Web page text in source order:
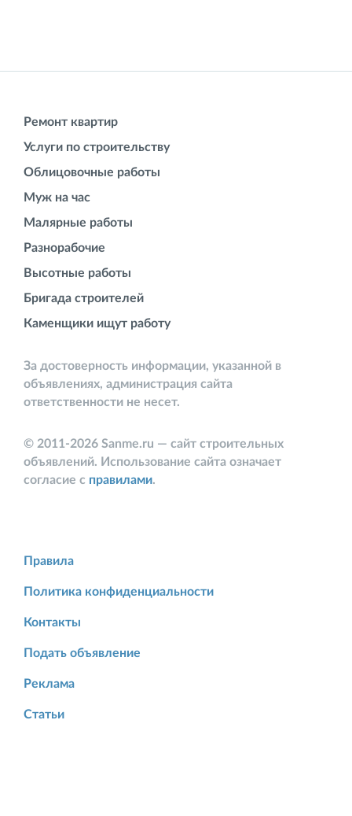
Ремонт квартир
Услуги по строительству
Облицовочные работы
Муж на час
Малярные работы
Разнорабочие
Высотные работы
Бригада строителей
Каменщики ищут работу
За достоверность информации, указанной в
объявлениях, администрация сайта
ответственности не несет.
© 2011-2026 Sanme.ru — сайт строительных
объявлений. Использование сайта означает
согласие с правилами.
Правила
Политика конфиденциальности
Контакты
Подать объявление
Реклама
Статьи